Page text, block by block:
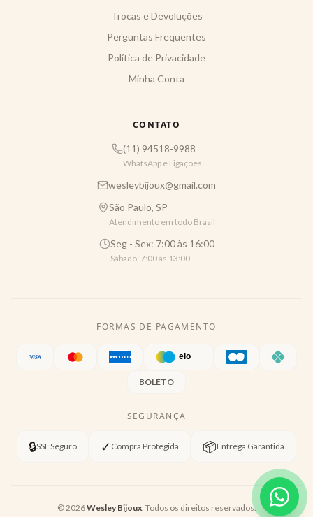
Trocas e Devoluções
Perguntas Frequentes
Política de Privacidade
Minha Conta
CONTATO
(11) 94518-9988
WhatsApp e Ligações
wesleybijoux@gmail.com
São Paulo, SP
Atendimento em todo Brasil
Seg - Sex: 7:00 às 16:00
Sábado: 7:00 às 13:00
FORMAS DE PAGAMENTO
BOLETO
SEGURANÇA
🔒SSL Seguro ✓ Compra Protegida 📦Entrega Garantida
©2026Wesley Bijoux. Todos os direitos reservados.